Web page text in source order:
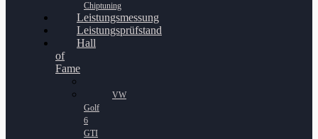
Chiptuning
Leistungsmessung
Leistungsprüfstand
Hall
of
Fame
VW
Golf
6
GTI